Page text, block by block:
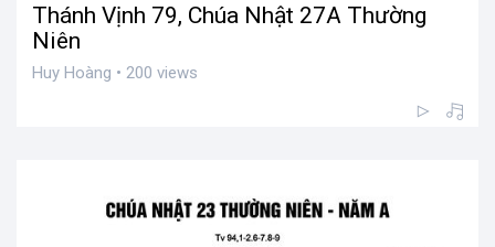
Thánh Vịnh 79, Chúa Nhật 27A Thường
Niên
Huy Hoàng • 200 views